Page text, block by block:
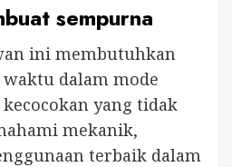
sempurna
ini membutuhkan
dalam mode
yang tidak
mekanik,
terbaik dalam